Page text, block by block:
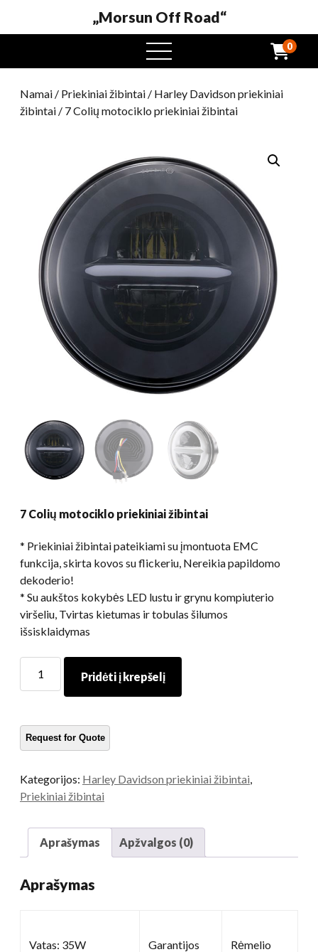
„Morsun Off Road“
Atidaryti
meniu
0
Namai / Priekiniai žibintai / Harley Davidson priekiniai
žibintai / 7 Colių motociklo priekiniai žibintai
7 Colių motociklo priekiniai žibintai
* Priekiniai žibintai pateikiami su įmontuota EMC
funkcija, skirta kovos su flickeriu, Nereikia papildomo
dekoderio!
* Su aukštos kokybės LED lustu ir grynu kompiuterio
viršeliu, Tvirtas kietumas ir tobulas šilumos
išsisklaidymas
Colių
motociklo
žibintai
kiekis
Pridėti į krepšelį
Kategorijos: Harley Davidson priekiniai žibintai
Priekiniai žibintai
Aprašymas Apžvalgos (0)
Aprašymas
Vatas: 35W
Garantijos
Rėmelio